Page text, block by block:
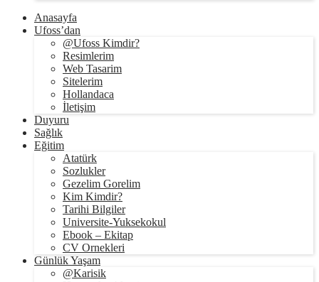
Anasayfa
Ufoss’dan
@Ufoss Kimdir?
Resimlerim
Web Tasarim
Sitelerim
Hollandaca
İletişim
Duyuru
Sağlık
Eğitim
Atatürk
Sozlukler
Gezelim Gorelim
Kim Kimdir?
Tarihi Bilgiler
Universite-Yuksekokul
Ebook – Ekitap
CV Ornekleri
Günlük Yaşam
@Karisik